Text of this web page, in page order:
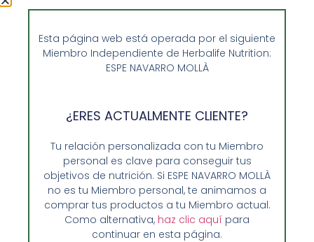
organismo de toxinas, tonificar nuestra musculatura e
de lo que el […]
Esta página web está operada por el siguiente
Miembro Independiente de Herbalife Nutrition:
ESPE NAVARRO MOLLÀ
¿ERES ACTUALMENTE CLIENTE?
Tu relación personalizada con tu Miembro
personal es clave para conseguir tus
objetivos de nutrición. Si ESPE NAVARRO MOLLÀ
no es tu Miembro personal, te animamos a
comprar tus productos a tu Miembro actual.
Como alternativa, haz clic aquí para
continuar en esta página.